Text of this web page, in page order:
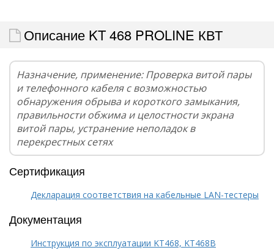
Описание KT 468 PROLINE КВТ
Назначение, применение: Проверка витой пары
и телефонного кабеля с возможностью
обнаружения обрыва и короткого замыкания,
правильности обжима и целостности экрана
витой пары, устранение неполадок в
перекрестных сетях
Сертификация
Декларация соответствия на кабельные LAN-тестеры
Документация
Инструкция по эксплуатации KT468, KT468B